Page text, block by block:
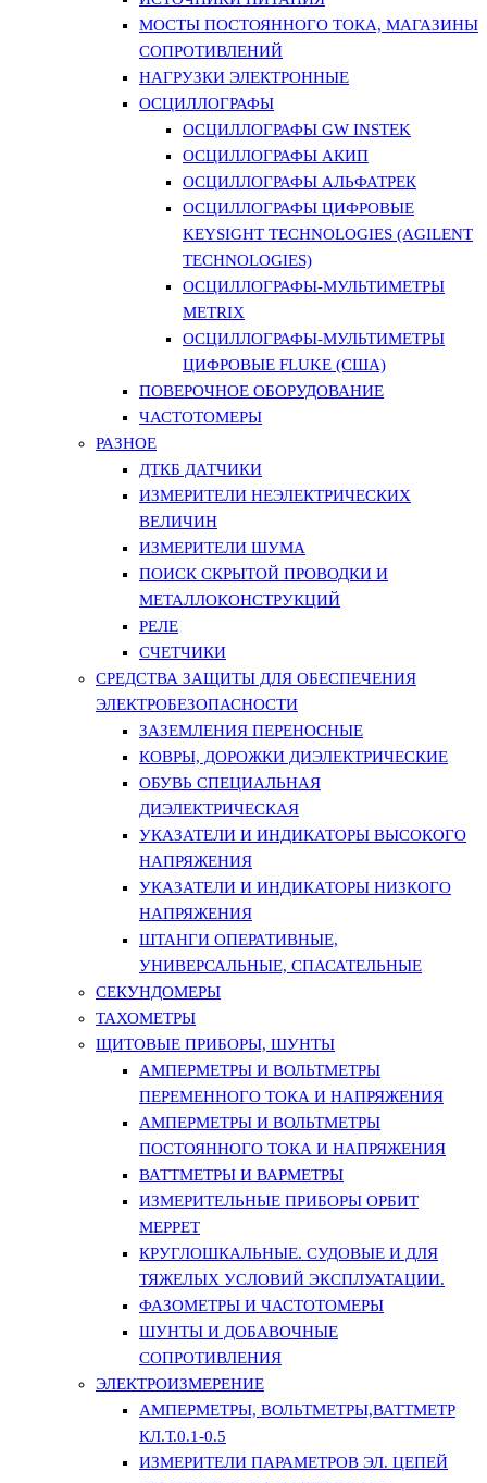
МОСТЫ ПОСТОЯННОГО ТОКА, МАГАЗИНЫ
СОПРОТИВЛЕНИЙ
НАГРУЗКИ ЭЛЕКТРОННЫЕ
ОСЦИЛЛОГРАФЫ
ОСЦИЛЛОГРАФЫ GW INSTEK
ОСЦИЛЛОГРАФЫ АКИП
ОСЦИЛЛОГРАФЫ АЛЬФАТРЕК
ОСЦИЛЛОГРАФЫ ЦИФРОВЫЕ
KEYSIGHT TECHNOLOGIES (AGILENT
TECHNOLOGIES)
ОСЦИЛЛОГРАФЫ-МУЛЬТИМЕТРЫ
METRIX
ОСЦИЛЛОГРАФЫ-МУЛЬТИМЕТРЫ
ЦИФРОВЫЕ FLUKE (США)
ПОВЕРОЧНОЕ ОБОРУДОВАНИЕ
ЧАСТОТОМЕРЫ
РАЗНОЕ
ДТКБ ДАТЧИКИ
ИЗМЕРИТЕЛИ НЕЭЛЕКТРИЧЕСКИХ
ВЕЛИЧИН
ИЗМЕРИТЕЛИ ШУМА
ПОИСК СКРЫТОЙ ПРОВОДКИ И
МЕТАЛЛОКОНСТРУКЦИЙ
РЕЛЕ
СЧЕТЧИКИ
СРЕДСТВА ЗАЩИТЫ ДЛЯ ОБЕСПЕЧЕНИЯ
ЭЛЕКТРОБЕЗОПАСНОСТИ
ЗАЗЕМЛЕНИЯ ПЕРЕНОСНЫЕ
КОВРЫ, ДОРОЖКИ ДИЭЛЕКТРИЧЕСКИЕ
ОБУВЬ СПЕЦИАЛЬНАЯ
ДИЭЛЕКТРИЧЕСКАЯ
УКАЗАТЕЛИ И ИНДИКАТОРЫ ВЫСОКОГО
НАПРЯЖЕНИЯ
УКАЗАТЕЛИ И ИНДИКАТОРЫ НИЗКОГО
НАПРЯЖЕНИЯ
ШТАНГИ ОПЕРАТИВНЫЕ,
УНИВЕРСАЛЬНЫЕ, СПАСАТЕЛЬНЫЕ
СЕКУНДОМЕРЫ
ТАХОМЕТРЫ
ЩИТОВЫЕ ПРИБОРЫ, ШУНТЫ
АМПЕРМЕТРЫ И ВОЛЬТМЕТРЫ
ПЕРЕМЕННОГО ТОКА И НАПРЯЖЕНИЯ
АМПЕРМЕТРЫ И ВОЛЬТМЕТРЫ
ПОСТОЯННОГО ТОКА И НАПРЯЖЕНИЯ
ВАТТМЕТРЫ И ВАРМЕТРЫ
ИЗМЕРИТЕЛЬНЫЕ ПРИБОРЫ ОРБИТ
МЕРРЕТ
КРУГЛОШКАЛЬНЫЕ. СУДОВЫЕ И ДЛЯ
ТЯЖЕЛЫХ УСЛОВИЙ ЭКСПЛУАТАЦИИ.
ФАЗОМЕТРЫ И ЧАСТОТОМЕРЫ
ШУНТЫ И ДОБАВОЧНЫЕ
СОПРОТИВЛЕНИЯ
ЭЛЕКТРОИЗМЕРЕНИЕ
АМПЕРМЕТРЫ, ВОЛЬТМЕТРЫ,ВАТТМЕТР
КЛ.Т.0.1-0.5
ИЗМЕРИТЕЛИ ПАРАМЕТРОВ ЭЛ. ЦЕПЕЙ